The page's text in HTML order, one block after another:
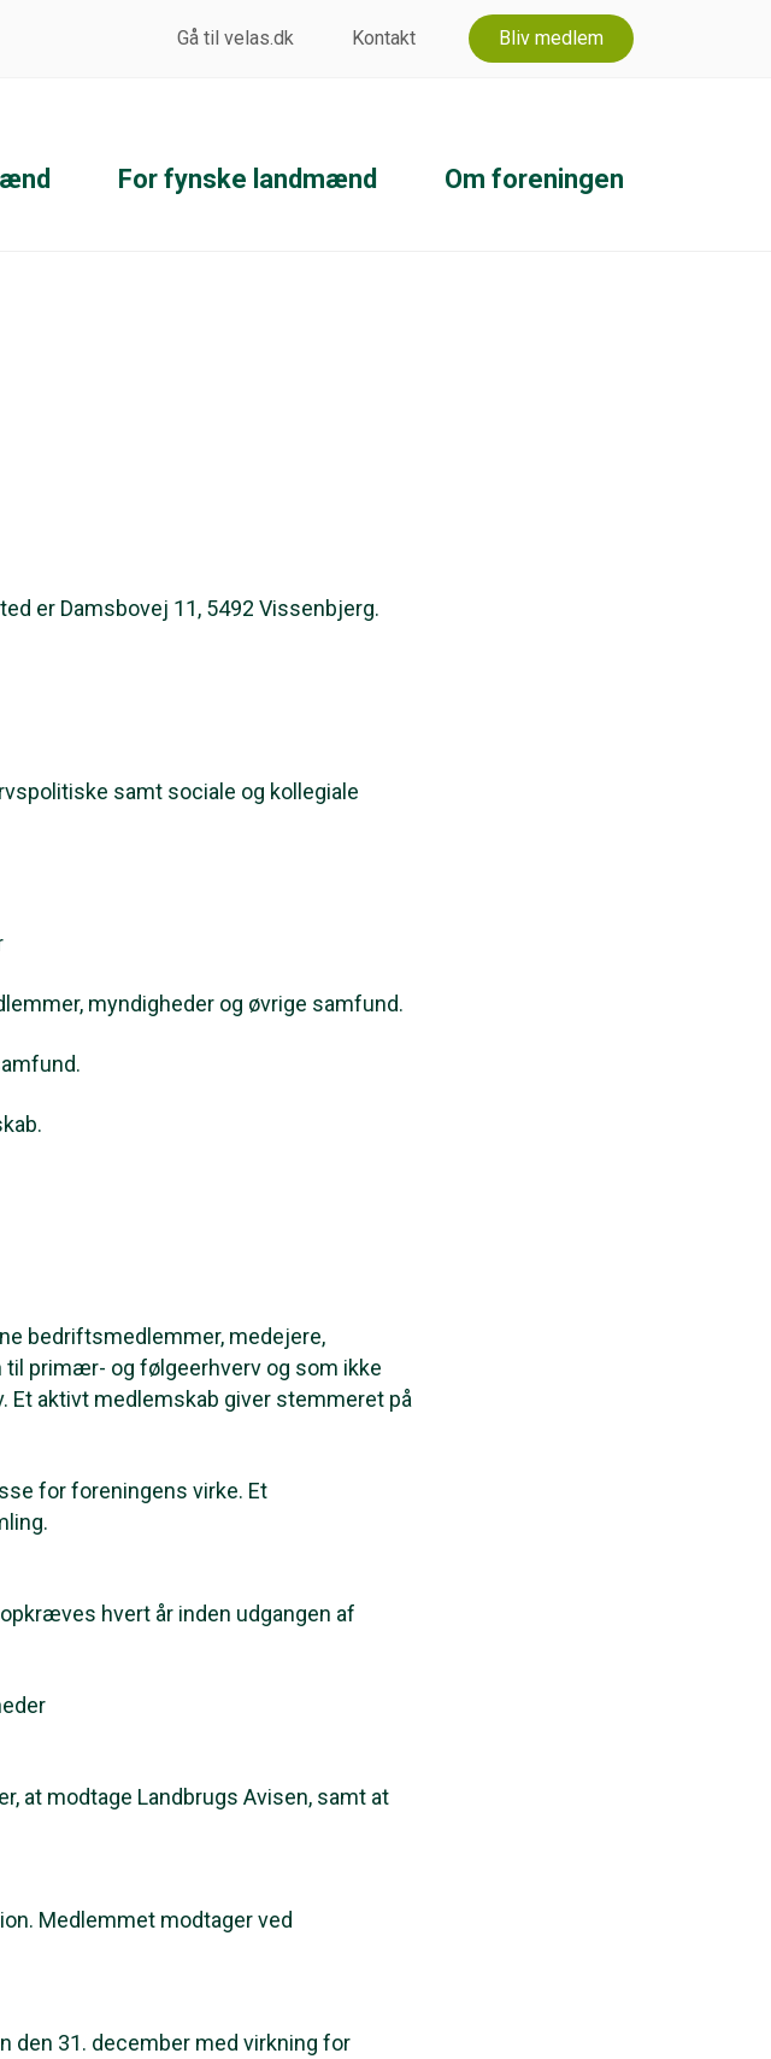
Gå til velas.dk Kontakt Bliv medlem
For fynske landmænd Om foreningen
er Damsbovej 11, 5492 Vissenbjerg.
samt sociale og kollegiale
myndigheder og øvrige samfund.
bedriftsmedlemmer, medejere,
til primær- og følgeerhverv og som ikke
Et aktivt medlemskab giver stemmeret på
for foreningens virke. Et
hvert år inden udgangen af
at modtage Landbrugs Avisen, samt at
Medlemmet modtager ved
den 31. december med virkning for